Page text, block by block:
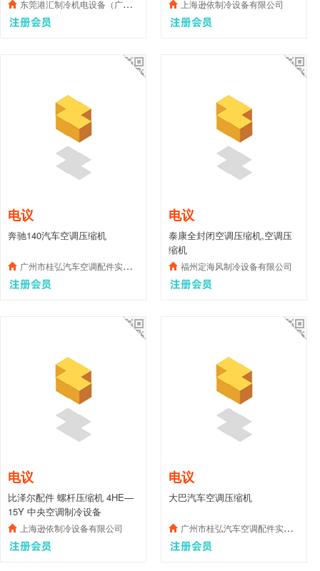
东莞港汇制冷机电设备（广州）分公司 上海逊依制冷设备有限公司
电议
奔驰140汽车空调压缩机
广州市桂弘汽车空调配件实业有限公司
电议
泰康全封闭空调压缩机,空调压
缩机
福州定海风制冷设备有限公司
电议
比泽尔配件 螺杆压缩机 4HE—
15Y 中央空调制冷设备
上海逊依制冷设备有限公司
电议
大巴汽车空调压缩机
广州市桂弘汽车空调配件实业有限公司